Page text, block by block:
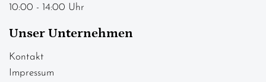
10:00 - 14:00 Uhr
Unser Unternehmen
Kontakt
Impressum